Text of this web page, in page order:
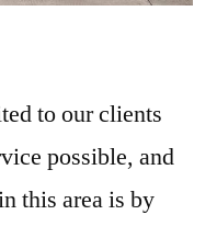
to our clients
possible, and
this area is by